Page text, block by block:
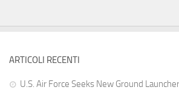
ARTICOLI RECENTI
U.S. Air Force Seeks New Ground